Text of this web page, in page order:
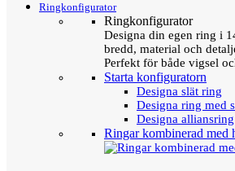
Ringkonfigurator
Ringkonfigurator
Designa din egen ring i
bredd, material och
Perfekt för både vigsel
Starta konfiguratorn
Designa slät ring
Designa ring med
Designa alliansring
Ringar kombinerad med